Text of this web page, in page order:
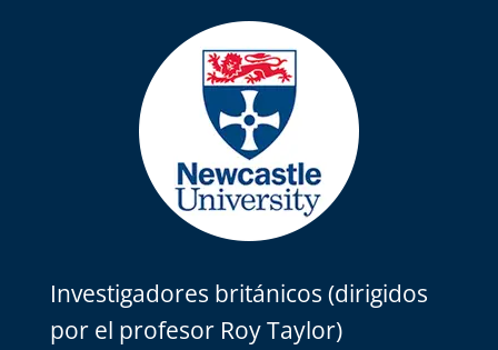
Investigadores británicos (dirigidos
por el profesor Roy Taylor)